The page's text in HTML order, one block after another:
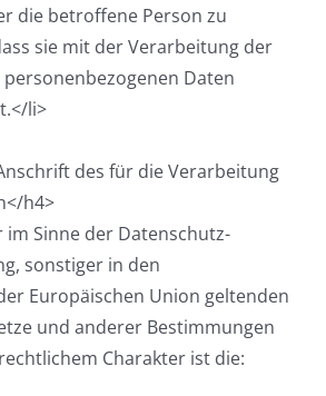
die betroffene Person zu
sie mit der Verarbeitung der
Daten
li>
des für die Verarbeitung
h4>
Sinne der Datenschutz-
sonstiger in den
Europäischen Union geltenden
und anderer Bestimmungen
Charakter ist die: